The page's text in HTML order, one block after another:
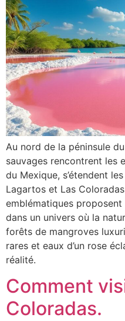
Au nord de la péninsule
sauvages rencontrent les
du Mexique, s’étendent
Lagartos et Las
emblématiques
dans un univers où la
forêts de mangroves
rares et eaux d’un rose
réalité.
Comment
Coloradas.